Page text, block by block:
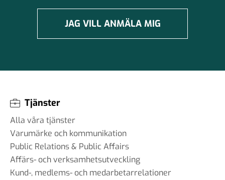
JAG VILL ANMÄLA MIG
Tjänster
Alla våra tjänster
Varumärke och kommunikation
Public Relations & Public Affairs
Affärs- och verksamhetsutveckling
Kund-, medlems- och medarbetarrelationer